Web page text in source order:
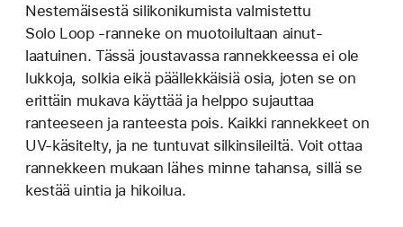
Nestemäisestä silikoni­kumista valmistettu
Solo Loop ‑ranneke on muotoilultaan ainut­
laatuinen. Tässä joustavassa rannek­keessa ei ole
lukkoja, solkia eikä päällek­käisiä osia, joten se on
erittäin mukava käyttää ja helppo sujauttaa
ranteeseen ja ranteesta pois. Kaikki rannekkeet on
UV-käsitelty, ja ne tuntuvat silkinsileiltä. Voit ottaa
rannekkeen mukaan lähes minne tahansa, sillä se
kestää uintia ja hikoilua.